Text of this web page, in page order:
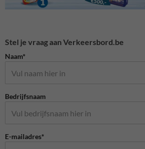
Stel je vraag aan Verkeersbord.be
Naam*
Bedrijfsnaam
E-mailadres*